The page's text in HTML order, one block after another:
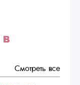
в
Смотреть все